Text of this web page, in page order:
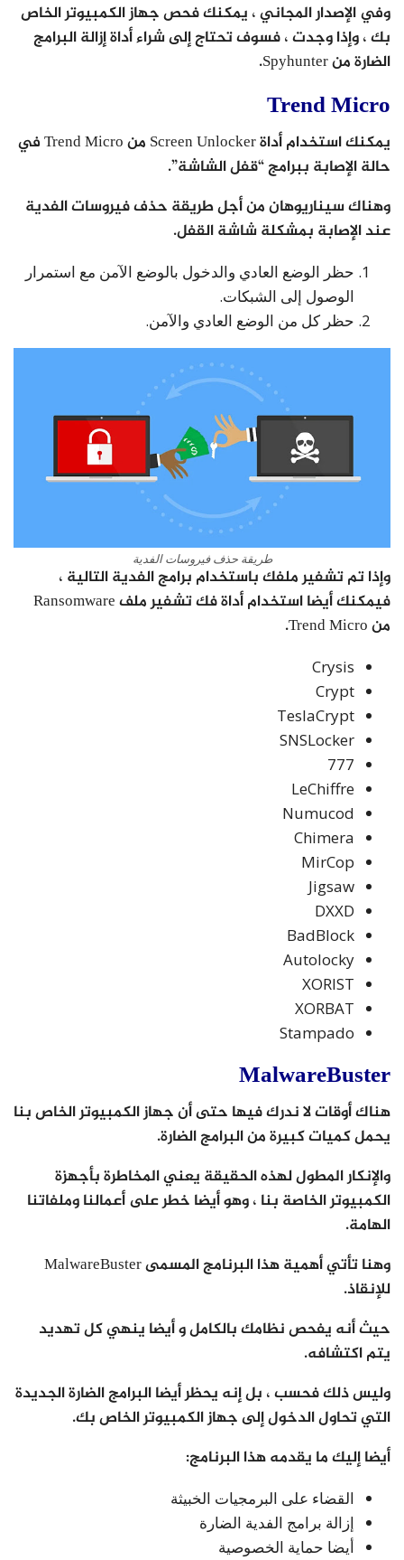
وفي الإصدار المجاني ، يمكنك فحص جهاز الكمبيوتر الخاص
بك ، وإذا وجدت ، فسوف تحتاج إلى شراء أداة إزالة البرامج
الضارة من Spyhunter.
Trend Micro
يمكنك استخدام أداة Screen Unlocker من Trend Micro في
حالة الإصابة ببرامج “قفل الشاشة”.
وهناك سيناريوهان من أجل طريقة حذف فيروسات الفدية
عند الإصابة بمشكلة شاشة القفل.
حظر الوضع العادي والدخول بالوضع الآمن مع استمرار
الوصول إلى الشبكات.
حظر كل من الوضع العادي والآمن.
طريقة حذف فيروسات الفدية
وإذا تم تشفير ملفك باستخدام برامج الفدية التالية ،
فيمكنك أيضا استخدام أداة فك تشفير ملف Ransomware
من Trend Micro.
Crysis
Crypt
TeslaCrypt
SNSLocker
777
LeChiffre
Numucod
Chimera
MirCop
Jigsaw
DXXD
BadBlock
Autolocky
XORIST
XORBAT
Stampado
MalwareBuster
هناك أوقات لا ندرك فيها حتى أن جهاز الكمبيوتر الخاص بنا
يحمل كميات كبيرة من البرامج الضارة.
والإنكار المطول لهذه الحقيقة يعني المخاطرة بأجهزة
الكمبيوتر الخاصة بنا ، وهو أيضا خطر على أعمالنا وملفاتنا
الهامة.
وهنا تأتي أهمية هذا البرنامج المسمى MalwareBuster
للإنقاذ.
حيث أنه يفحص نظامك بالكامل و أيضا ينهي كل تهديد
يتم اكتشافه.
وليس ذلك فحسب ، بل إنه يحظر أيضا البرامج الضارة الجديدة
التي تحاول الدخول إلى جهاز الكمبيوتر الخاص بك.
أيضا إليك ما يقدمه هذا البرنامج:
القضاء على البرمجيات الخبيثة
إزالة برامج الفدية الضارة
أيضا حماية الخصوصية